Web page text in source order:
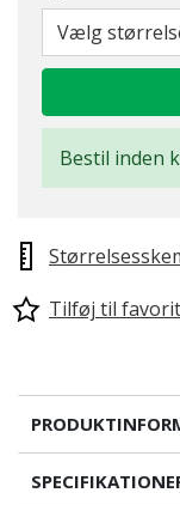
Vælg
Bestil inden
Tilføj til